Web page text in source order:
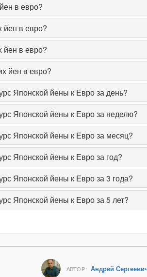
в евро?
йен в евро?
йен в евро?
йен в евро?
Японской йены к Евро за день?
Японской йены к Евро за неделю?
Японской йены к Евро за месяц?
Японской йены к Евро за год?
Японской йены к Евро за 3 года?
Японской йены к Евро за 5 лет?
АВТОР: Андрей